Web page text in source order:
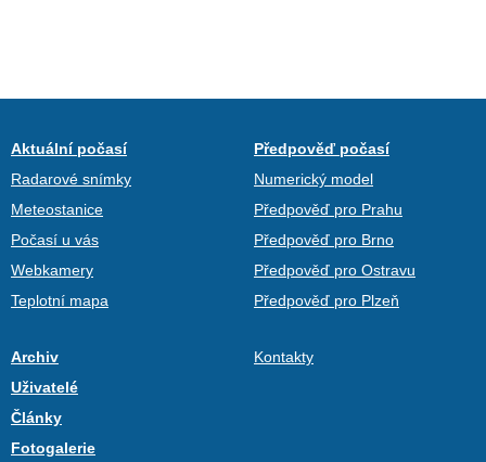
Aktuální počasí
Radarové snímky
Meteostanice
Počasí u vás
Webkamery
Teplotní mapa
Předpověď počasí
Numerický model
Předpověď pro Prahu
Předpověď pro Brno
Předpověď pro Ostravu
Předpověď pro Plzeň
Archiv
Uživatelé
Články
Fotogalerie
Kontakty